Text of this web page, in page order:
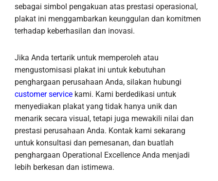
sebagai simbol pengakuan atas prestasi operasional,
plakat ini menggambarkan keunggulan dan komitmen
terhadap keberhasilan dan inovasi.
Jika Anda tertarik untuk memperoleh atau
mengustomisasi plakat ini untuk kebutuhan
penghargaan perusahaan Anda, silakan hubungi
customer service kami. Kami berdedikasi untuk
menyediakan plakat yang tidak hanya unik dan
menarik secara visual, tetapi juga mewakili nilai dan
prestasi perusahaan Anda. Kontak kami sekarang
untuk konsultasi dan pemesanan, dan buatlah
penghargaan Operational Excellence Anda menjadi
lebih berkesan dan istimewa.